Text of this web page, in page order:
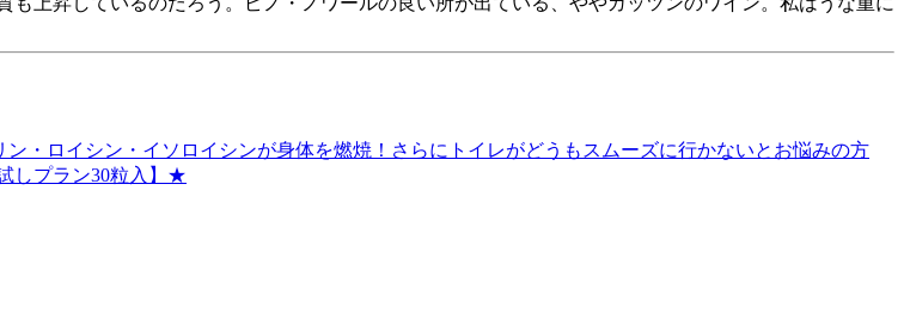
・ロイシン・イソロイシンが身体を燃焼！さらにトイレがどうもスムーズに行かないとお悩みの方
しプラン30粒入】★